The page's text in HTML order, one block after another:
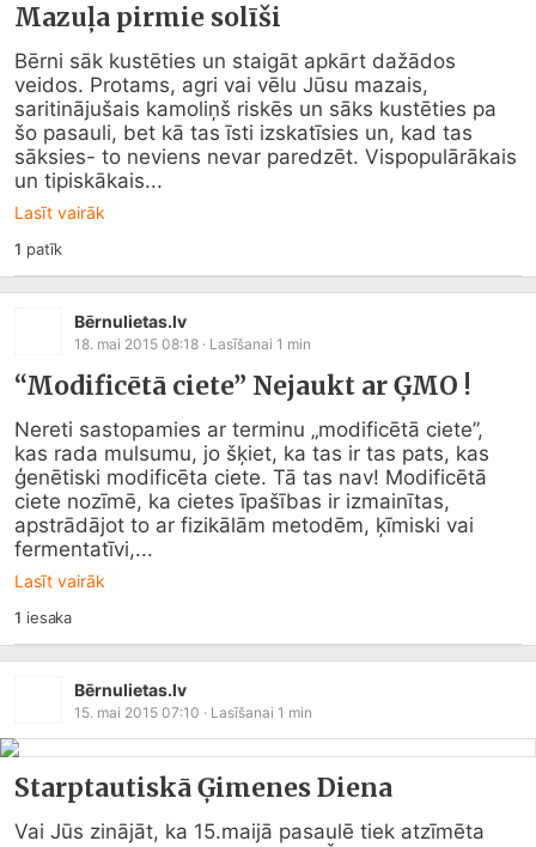
Mazuļa pirmie solīši
Bērni sāk kustēties un staigāt apkārt dažādos
veidos. Protams, agri vai vēlu Jūsu mazais,
saritinājušais kamoliņš riskēs un sāks kustēties pa
šo pasauli, bet kā tas īsti izskatīsies un, kad tas
sāksies- to neviens nevar paredzēt. Vispopulārākais
un tipiskākais...
Lasīt vairāk
1 patīk
Bērnulietas.lv
18. mai 2015 08:18 · Lasīšanai 1 min
“Modificētā ciete” Nejaukt ar ĢMO !
Nereti sastopamies ar terminu „modificētā ciete”,
kas rada mulsumu, jo šķiet, ka tas ir tas pats, kas
ģenētiski modificēta ciete. Tā tas nav! Modificētā
ciete nozīmē, ka cietes īpašības ir izmainītas,
apstrādājot to ar fizikālām metodēm, ķīmiski vai
fermentatīvi,...
Lasīt vairāk
1 iesaka
Bērnulietas.lv
15. mai 2015 07:10 · Lasīšanai 1 min
Starptautiskā Ģimenes Diena
Vai Jūs zinājāt, ka 15.maijā pasaulē tiek atzīmēta